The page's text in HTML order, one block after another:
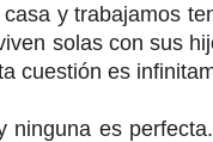
y trabajamos
solas con sus
cuestión es
ninguna es